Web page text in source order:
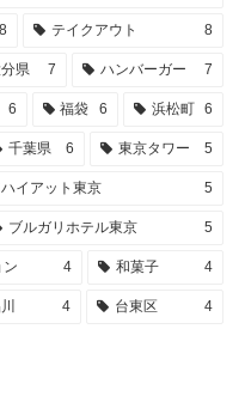
8 テイクアウト 8
県 7 ハンバーガー 7
6 福袋 6 浜松町 6
千葉県 6 東京タワー 5
イアット東京 5
ブルガリホテル東京 5
ン 4 和菓子 4
4 台東区 4